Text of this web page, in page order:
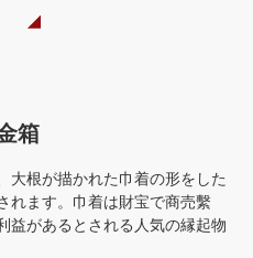
箱
大根が描かれた巾着の形をした
れます。巾着は財宝で商売繫
益があるとされる人気の縁起物